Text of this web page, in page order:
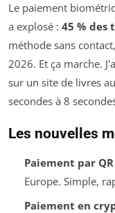
Le paiement
a explosé : 45 % des
méthode sans
2026. Et ça marche.
sur un site de livres
secondes à 8
Les nouvelles
Paiement par
Europe. Simple,
Paiement en